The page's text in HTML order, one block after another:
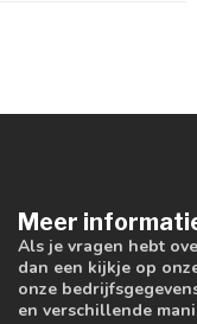
Meer
Als je vragen hebt
dan een kijkje op
onze
en verschillende